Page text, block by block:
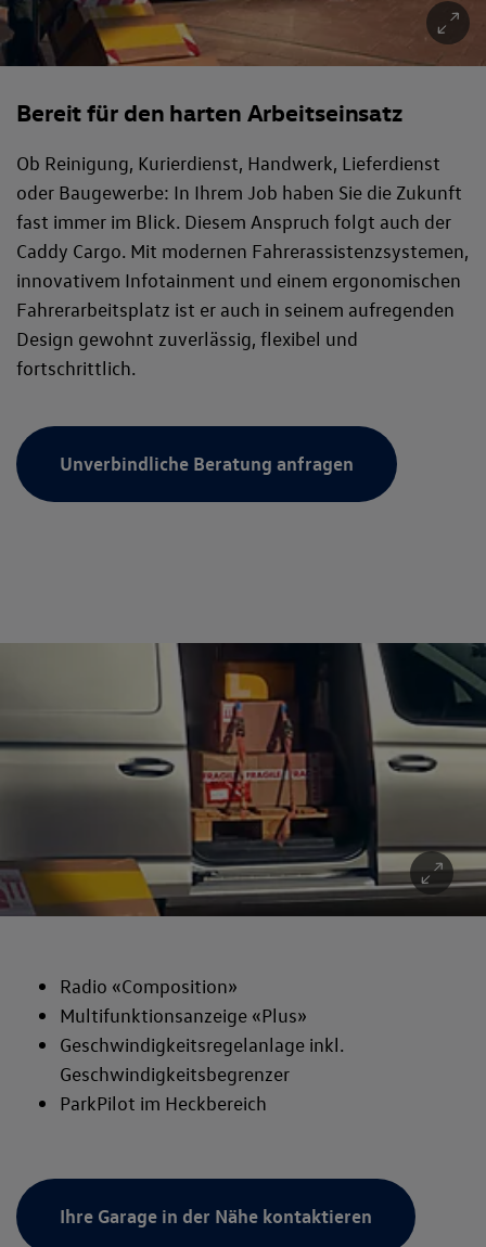
Bereit für den harten Arbeitseinsatz
Ob Reinigung, Kurierdienst, Handwerk, Lieferdienst
oder Baugewerbe: In Ihrem Job haben Sie die Zukunft
fast immer im Blick. Diesem Anspruch folgt auch der
Caddy Cargo. Mit modernen Fahrerassistenzsystemen,
innovativem Infotainment und einem ergonomischen
Fahrerarbeitsplatz ist er auch in seinem aufregenden
Design gewohnt zuverlässig, flexibel und
fortschrittlich.
Unverbindliche Beratung anfragen
Radio «Composition»
Multifunktionsanzeige «Plus»
Geschwindigkeitsregelanlage inkl.
Geschwindigkeitsbegrenzer
ParkPilot im Heckbereich
Ihre Garage in der Nähe kontaktieren